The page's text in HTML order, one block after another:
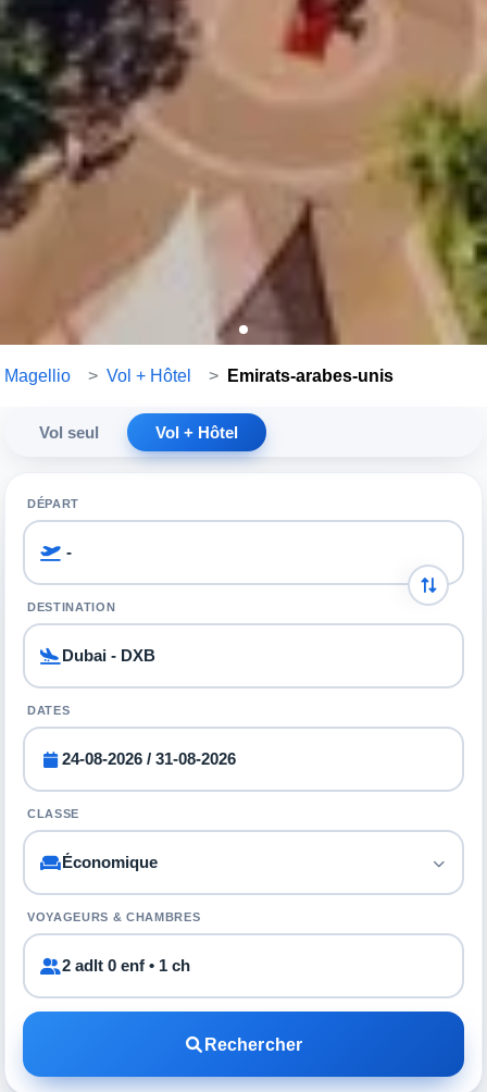
Magellio > Vol + Hôtel > Emirats-arabes-unis
Vol seul Vol + Hôtel
DÉPART
DESTINATION
DATES
CLASSE
VOYAGEURS & CHAMBRES
2 adlt 0 enf • 1 ch
Rechercher